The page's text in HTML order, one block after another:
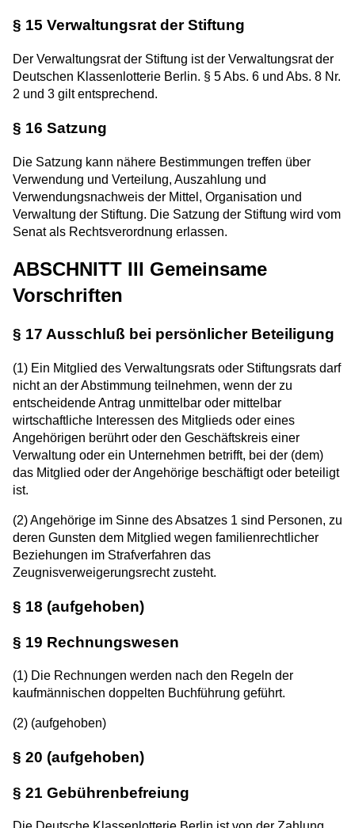
§ 15 Verwaltungsrat der Stiftung
Der Verwaltungsrat der Stiftung ist der Verwaltungsrat der
Deutschen Klassenlotterie Berlin. § 5 Abs. 6 und Abs. 8 Nr.
2 und 3 gilt entsprechend.
§ 16 Satzung
Die Satzung kann nähere Bestimmungen treffen über
Verwendung und Verteilung, Auszahlung und
Verwendungsnachweis der Mittel, Organisation und
Verwaltung der Stiftung. Die Satzung der Stiftung wird vom
Senat als Rechtsverordnung erlassen.
ABSCHNITT III Gemeinsame
Vorschriften
§ 17 Ausschluß bei persönlicher Beteiligung
(1) Ein Mitglied des Verwaltungsrats oder Stiftungsrats darf
nicht an der Abstimmung teilnehmen, wenn der zu
entscheidende Antrag unmittelbar oder mittelbar
wirtschaftliche Interessen des Mitglieds oder eines
Angehörigen berührt oder den Geschäftskreis einer
Verwaltung oder ein Unternehmen betrifft, bei der (dem)
das Mitglied oder der Angehörige beschäftigt oder beteiligt
ist.
(2) Angehörige im Sinne des Absatzes 1 sind Personen, zu
deren Gunsten dem Mitglied wegen familienrechtlicher
Beziehungen im Strafverfahren das
Zeugnisverweigerungsrecht zusteht.
§ 18 (aufgehoben)
§ 19 Rechnungswesen
(1) Die Rechnungen werden nach den Regeln der
kaufmännischen doppelten Buchführung geführt.
(2) (aufgehoben)
§ 20 (aufgehoben)
§ 21 Gebührenbefreiung